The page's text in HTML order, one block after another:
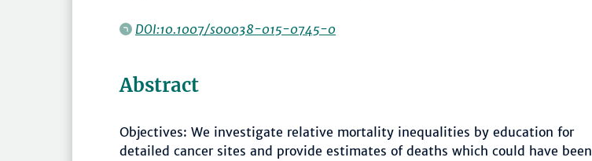
DOI:10.1007/s00038-015-0745-0
Abstract
Objectives: We investigate relative mortality inequalities by education for
detailed cancer sites and provide estimates of deaths which could have been